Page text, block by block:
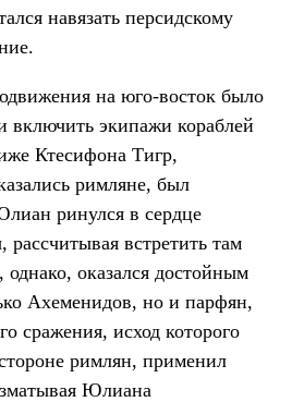
навязать персидскому
на юго-восток было
включить экипажи кораблей
Ктесифона Тигр,
римляне, был
ринулся в сердце
встретить там
оказался достойным
Ахеменидов, но и парфян,
сражения, исход которого
римлян, применил
Юлиана